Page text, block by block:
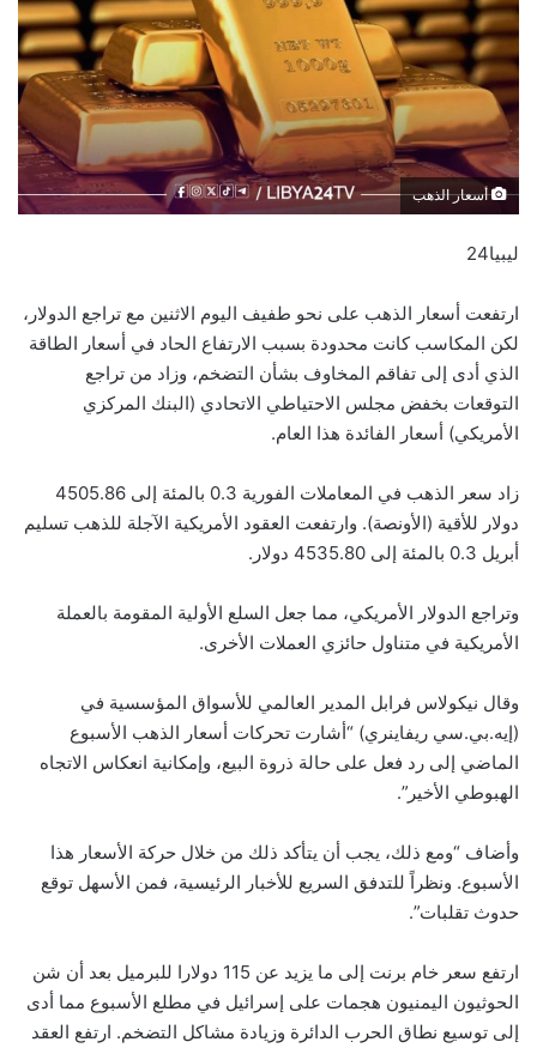
أسعار الذهب
ليبيا24
ارتفعت أسعار الذهب على نحو طفيف اليوم الاثنين مع تراجع الدولار،
لكن المكاسب كانت محدودة بسبب الارتفاع الحاد في أسعار الطاقة
الذي أدى إلى تفاقم المخاوف بشأن التضخم، وزاد من تراجع
التوقعات بخفض مجلس الاحتياطي الاتحادي (البنك المركزي
الأمريكي) أسعار الفائدة هذا العام.
زاد سعر الذهب في المعاملات الفورية 0.3 بالمئة إلى 4505.86
دولار للأقية (الأونصة). وارتفعت العقود الأمريكية الآجلة للذهب تسليم
أبريل 0.3 بالمئة إلى 4535.80 دولار.
وتراجع الدولار الأمريكي، مما جعل السلع الأولية المقومة بالعملة
الأمريكية في متناول حائزي العملات الأخرى.
وقال نيكولاس فرابل المدير العالمي للأسواق المؤسسية في
(إيه.بي.سي ريفاينري) “أشارت تحركات أسعار الذهب الأسبوع
الماضي إلى رد فعل على حالة ذروة البيع، وإمكانية انعكاس الاتجاه
الهبوطي الأخير”.
وأضاف “ومع ذلك، يجب أن يتأكد ذلك من خلال حركة الأسعار هذا
الأسبوع. ونظراً للتدفق السريع للأخبار الرئيسية، فمن الأسهل توقع
حدوث تقلبات”.
ارتفع سعر خام برنت إلى ما يزيد عن 115 دولارا للبرميل بعد أن شن
الحوثيون اليمنيون هجمات على إسرائيل في مطلع الأسبوع مما أدى
إلى توسيع نطاق الحرب الدائرة وزيادة مشاكل التضخم. ارتفع العقد